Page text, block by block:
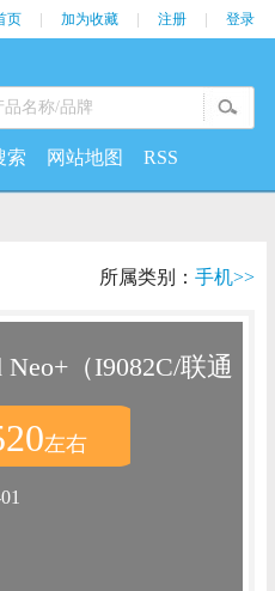
页 加为收藏 注册 登录
索 网站地图 RSS
所属类别： 手机>>
（I9082C/联通
左右